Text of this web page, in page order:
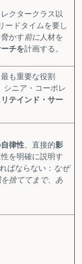
レクタークラス以
ードタイムを要し
かす前に人材を
チを計画する。
最も重要な役割
シニア・コーポレ
リテインド・サー
自律性、直接的影
を明確に説明す
ばならない： なぜ
捨ててまで、あ